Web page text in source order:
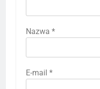
Nazwa *
E-mail *